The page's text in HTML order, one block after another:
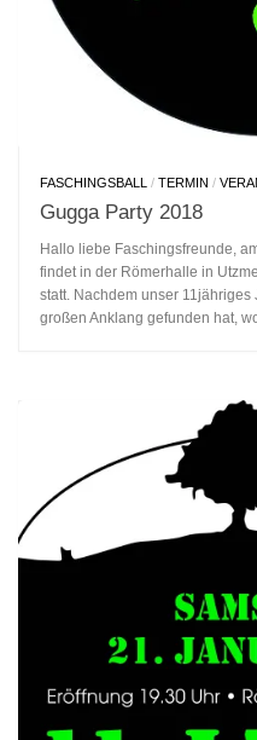
FASCHINGSBALL / TERMIN /
Gugga Party 2018
Hallo liebe Faschingsfreunde,
findet in der Römerhalle in
statt. Nachdem unser
großen Anklang gefunden hat,